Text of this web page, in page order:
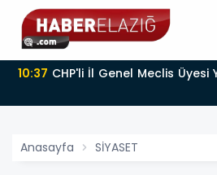
10:37 CHP'li İl Genel Meclis
Anasayfa SİYASET